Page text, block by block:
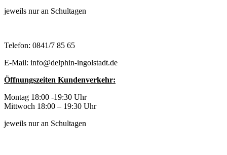
jeweils nur an Schultagen
Telefon: 0841/7 85 65
E-Mail: info@delphin-ingolstadt.de
Öffnungszeiten Kundenverkehr:
Montag 18:00 -19:30 Uhr
Mittwoch 18:00 – 19:30 Uhr
jeweils nur an Schultagen